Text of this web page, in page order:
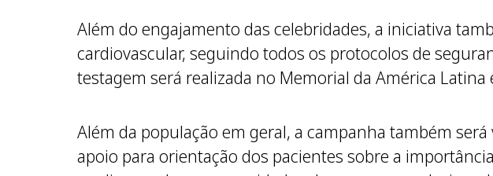
Além do engajamento das celebridades, a iniciativa
cardiovascular, seguindo todos os protocolos de
testagem será realizada no Memorial da América
Além da população em geral, a campanha também
apoio para orientação dos pacientes sobre a